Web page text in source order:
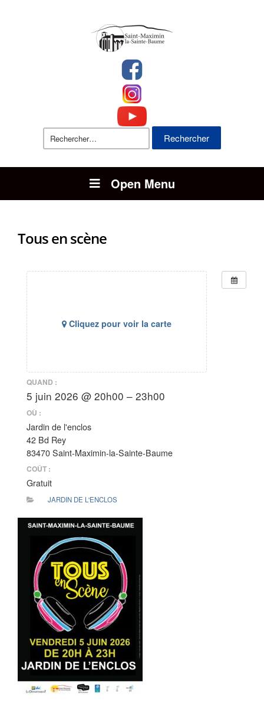
Rechercher :
Open Menu
Tous en scène
Cliquez pour voir la carte
QUAND :
5 juin 2026 @ 20h00 – 23h00
OÙ :
Jardin de l'enclos
42 Bd Rey
83470 Saint-Maximin-la-Sainte-Baume
COÛT :
Gratuit
JARDIN DE L'ENCLOS